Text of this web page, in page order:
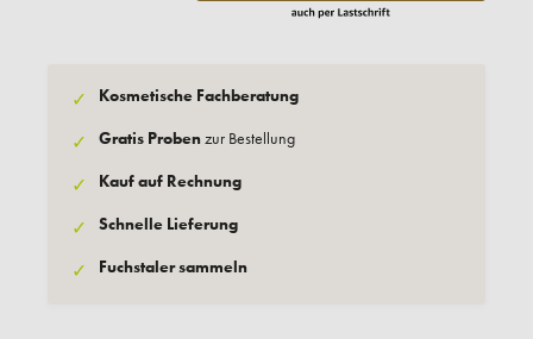
✓ Kosmetische Fachberatung
✓ Gratis Probenzur Bestellung
✓ Kauf auf Rechnung
✓ Schnelle Lieferung
✓ Fuchstaler sammeln